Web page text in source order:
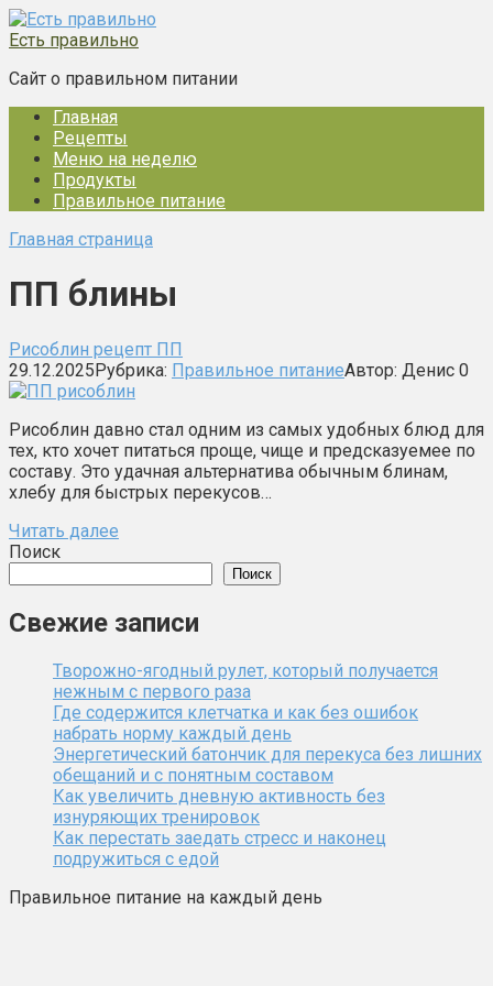
Перейти
к
Есть правильно
Сайт о правильном питании
Главная
Рецепты
Меню на неделю
Продукты
Правильное питание
Главная страница
ПП блины
Рисоблин рецепт ПП
29.12.2025Рубрика: Правильное питаниеАвтор: Денис 0
Рисоблин давно стал одним из самых удобных блюд для
тех, кто хочет питаться проще, чище и предсказуемее по
составу. Это удачная альтернатива обычным блинам,
хлебу для быстрых перекусов…
Читать далее
Поиск
Поиск
Свежие записи
Творожно-ягодный рулет, который получается
нежным с первого раза
Где содержится клетчатка и как без ошибок
набрать норму каждый день
Энергетический батончик для перекуса без лишних
обещаний и с понятным составом
Как увеличить дневную активность без
изнуряющих тренировок
Как перестать заедать стресс и наконец
подружиться с едой
Правильное питание на каждый день